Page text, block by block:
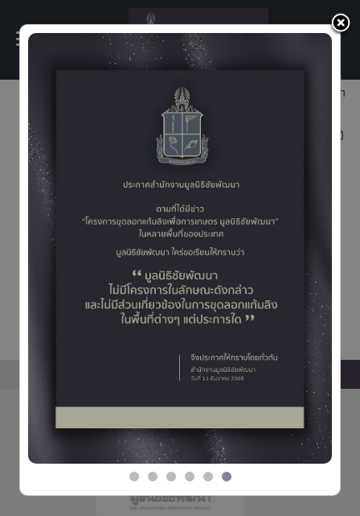
สมเด็จพระกนิษฐาธิราชเจ้า
จุลจอมเกล้า จังหวัด
สมเด็จพระกนิษฐาธิราชเจ้า กรมสมเด็จพระเทพรัตนราชสุดา ฯ
สยามบรมราชกุมารี เสด็จฯ ไปทรงปลูกข้าวพันธุ์ “กข113” ณ
โรงเรียนนายร้อยพระจุลจอมเกล้า จังหวัดนครนายก วันที่ 15
กรกฎาคม 2569 เวลา 13.30 น. สมเด็จพระกนิษฐาธิราชเจ้า
กรมสมเด็จพระเทพรัตนราชสุดา ฯ สยามบรมราชกุมารี เสด็จ
พระราชดำเนินไปทรงปลูกข้าวพันธุ์ “กข113” โดยวิธีหว่านน้ำ
ข่าวทั้งหมด
วารสารมูลนิธิชัยพัฒนา